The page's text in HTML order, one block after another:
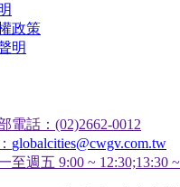
政策
明
電話：(02)2662-0012
globalcities@cwgv.com.tw
至週五 9:00 ~ 12:30;13:30